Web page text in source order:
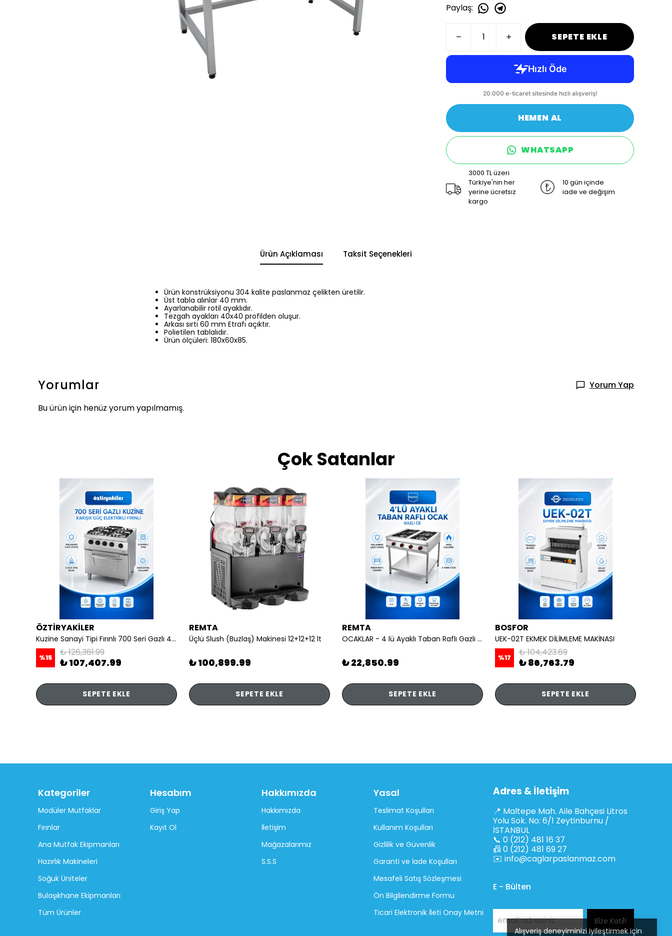
Alışveriş deneyiminizi iyileştirmek için
Paylaş:
SEPETE EKLE
HEMEN AL
WHATSAPP
3000 TL üzeri
Türkiye'nin her
yerine ücretsiz
kargo
10 gün içinde
iade ve değişim
Ürün Açıklaması Taksit Seçenekleri
Ürün konstrüksiyonu 304 kalite paslanmaz çelikten üretilir.
Üst tabla alınlar 40 mm.
Ayarlanabilir rotil ayaklıdır.
Tezgah ayakları 40x40 profilden oluşur.
Arkası sırtı 60 mm Etrafı açıktır.
Polietilen tablalıdır.
Ürün ölçüleri: 180x60x85.
Yorumlar
Yorum Yap
Bu ürün için henüz yorum yapılmamış.
Çok Satanlar
ÖZTİRYAKİLER
Kuzine Sanayi Tipi Fırınlı 700 Seri Gazlı 4 Açık Ateş 80x70x85 (Lp)-2X6Kw+2X7,5Kw+6Kw Elektrikli Fırın
%15 ₺ 126,361.99
₺ 107,407.99
SEPETE EKLE
REMTA
Üçlü Slush (Buzlaş) Makinesi 12+12+12 lt
₺ 100,899.99
SEPETE EKLE
REMTA
OCAKLAR - 4 lü Ayaklı Taban Raflı Gazlı CE
₺ 22,850.99
SEPETE EKLE
BOSFOR
UEK-02T EKMEK DİLİMLEME MAKİNASI
%17 ₺ 104,423.69
₺ 86,763.79
SEPETE EKLE
Kategoriler
Modüler Mutfaklar
Fırınlar
Ana Mutfak Ekipmanları
Hazırlık Makineleri
Soğuk Üniteler
Bulaşıkhane Ekipmanları
Tüm Ürünler
Hesabım
Giriş Yap
Kayıt Ol
Hakkımızda
Hakkımızda
İletişim
Mağazalarımız
S.S.S
Yasal
Teslimat Koşulları
Kullanım Koşulları
Gizlilik ve Güvenlik
Garanti ve İade Koşulları
Mesafeli Satış Sözleşmesi
Ön Bilgilendirme Formu
Ticari Elektronik İleti Onay Metni
Adres & İletişim
📍 Maltepe Mah. Aile Bahçesi Litros
Yolu Sok. No: 6/1 Zeytinburnu /
İSTANBUL
📞 0 (212) 481 16 37
📠 0 (212) 481 69 27
✉️ info@caglarpaslanmaz.com
E - Bülten
Bize Katıl!